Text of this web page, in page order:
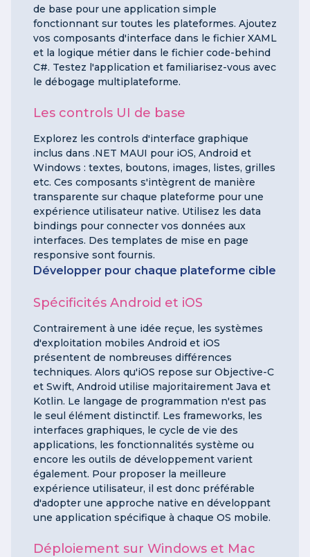
de base pour une application simple
fonctionnant sur toutes les plateformes. Ajoutez
vos composants d'interface dans le fichier XAML
et la logique métier dans le fichier code-behind
C#. Testez l'application et familiarisez-vous avec
le débogage multiplateforme.
Les controls UI de base
Explorez les controls d'interface graphique
inclus dans .NET MAUI pour iOS, Android et
Windows : textes, boutons, images, listes, grilles
etc. Ces composants s'intègrent de manière
transparente sur chaque plateforme pour une
expérience utilisateur native. Utilisez les data
bindings pour connecter vos données aux
interfaces. Des templates de mise en page
responsive sont fournis.
Développer pour chaque plateforme cible
Spécificités Android et iOS
Contrairement à une idée reçue, les systèmes
d'exploitation mobiles Android et iOS
présentent de nombreuses différences
techniques. Alors qu'iOS repose sur Objective-C
et Swift, Android utilise majoritairement Java et
Kotlin. Le langage de programmation n'est pas
le seul élément distinctif. Les frameworks, les
interfaces graphiques, le cycle de vie des
applications, les fonctionnalités système ou
encore les outils de développement varient
également. Pour proposer la meilleure
expérience utilisateur, il est donc préférable
d'adopter une approche native en développant
une application spécifique à chaque OS mobile.
Déploiement sur Windows et Mac